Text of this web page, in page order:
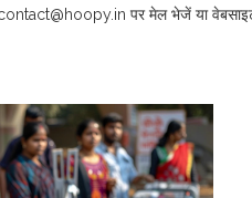
पर मेल भेजें या